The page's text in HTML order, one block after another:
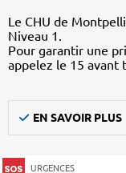
Le CHU de
Niveau 1.
Pour garantir une
appelez le 15 avant
EN SAVOIR PLUS
URGENCES